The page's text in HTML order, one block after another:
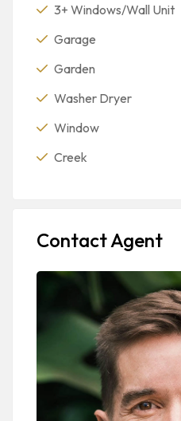
3+ Windows/Wall Unit
Garage
Garden
Washer Dryer
Window
Creek
Contact Agent